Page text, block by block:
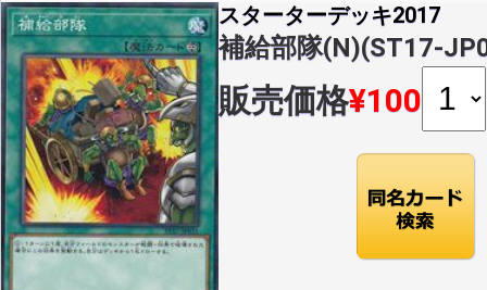
スターターデッキ2017
補給部隊(N)(ST17-
販売価格¥100